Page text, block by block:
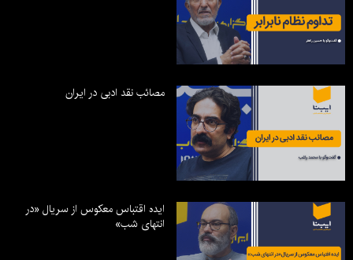
مصائب نقد ادبی در ایران
ایده اقتباس معکوس از سریال «در
انتهای شب»